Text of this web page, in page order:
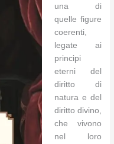
una di
quelle figure
coerenti,
legate ai
principi
eterni del
diritto di
natura e del
diritto divino,
che vivono
nel loro